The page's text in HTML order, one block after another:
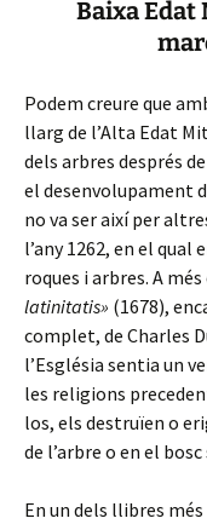
Baixa Edat
Podem creure que
llarg de l’Alta Edat
dels arbres després
el desenvolupament
no va ser així per
l’any 1262, en el qual
roques i arbres. A més
latinitatis» (1678),
complet, de Charles
l’Església sentia un
les religions
los, els destruïen o
de l’arbre o en el
En un dels llibres